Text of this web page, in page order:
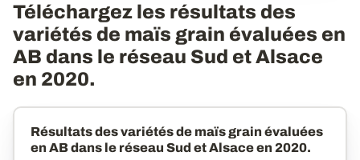
Téléchargez les résultats des
variétés de maïs grain évaluées en
AB dans le réseau Sud et Alsace
en 2020.
Résultats des variétés de maïs grain évaluées
en AB dans le réseau Sud et Alsace en 2020.